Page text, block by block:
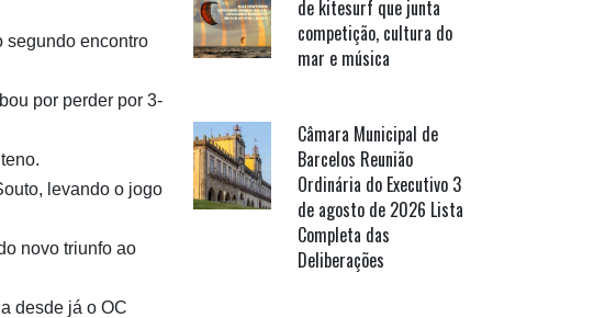
segundo encontro
por perder por 3-
levando o jogo
novo triunfo ao
desde já o OC
de kitesurf que junta
competição, cultura do
mar e música
Câmara Municipal de
Barcelos Reunião
Ordinária do Executivo 3
de agosto de 2026 Lista
Completa das
Deliberações